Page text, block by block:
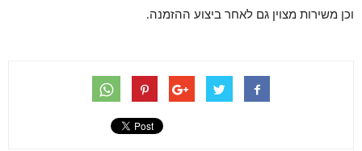
וכן משירות מצוין גם לאחר ביצוע ההזמנה.